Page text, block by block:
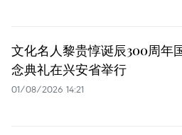
文化名人黎贵惇诞辰300周年
念典礼在兴安省举行
01/08/2026 14:21